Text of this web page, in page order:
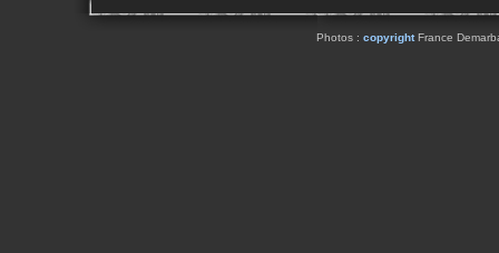
Photos : copyrightFrance